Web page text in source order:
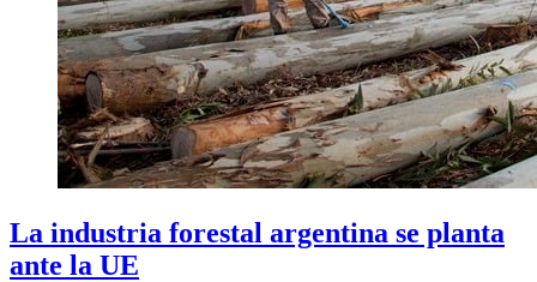
La industria forestal argentina se planta
ante la UE